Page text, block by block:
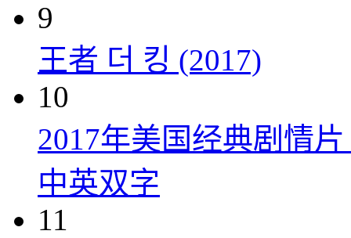
9
王者 더 킹 (2017)
10
2017年美国经典剧情
中英双字
11